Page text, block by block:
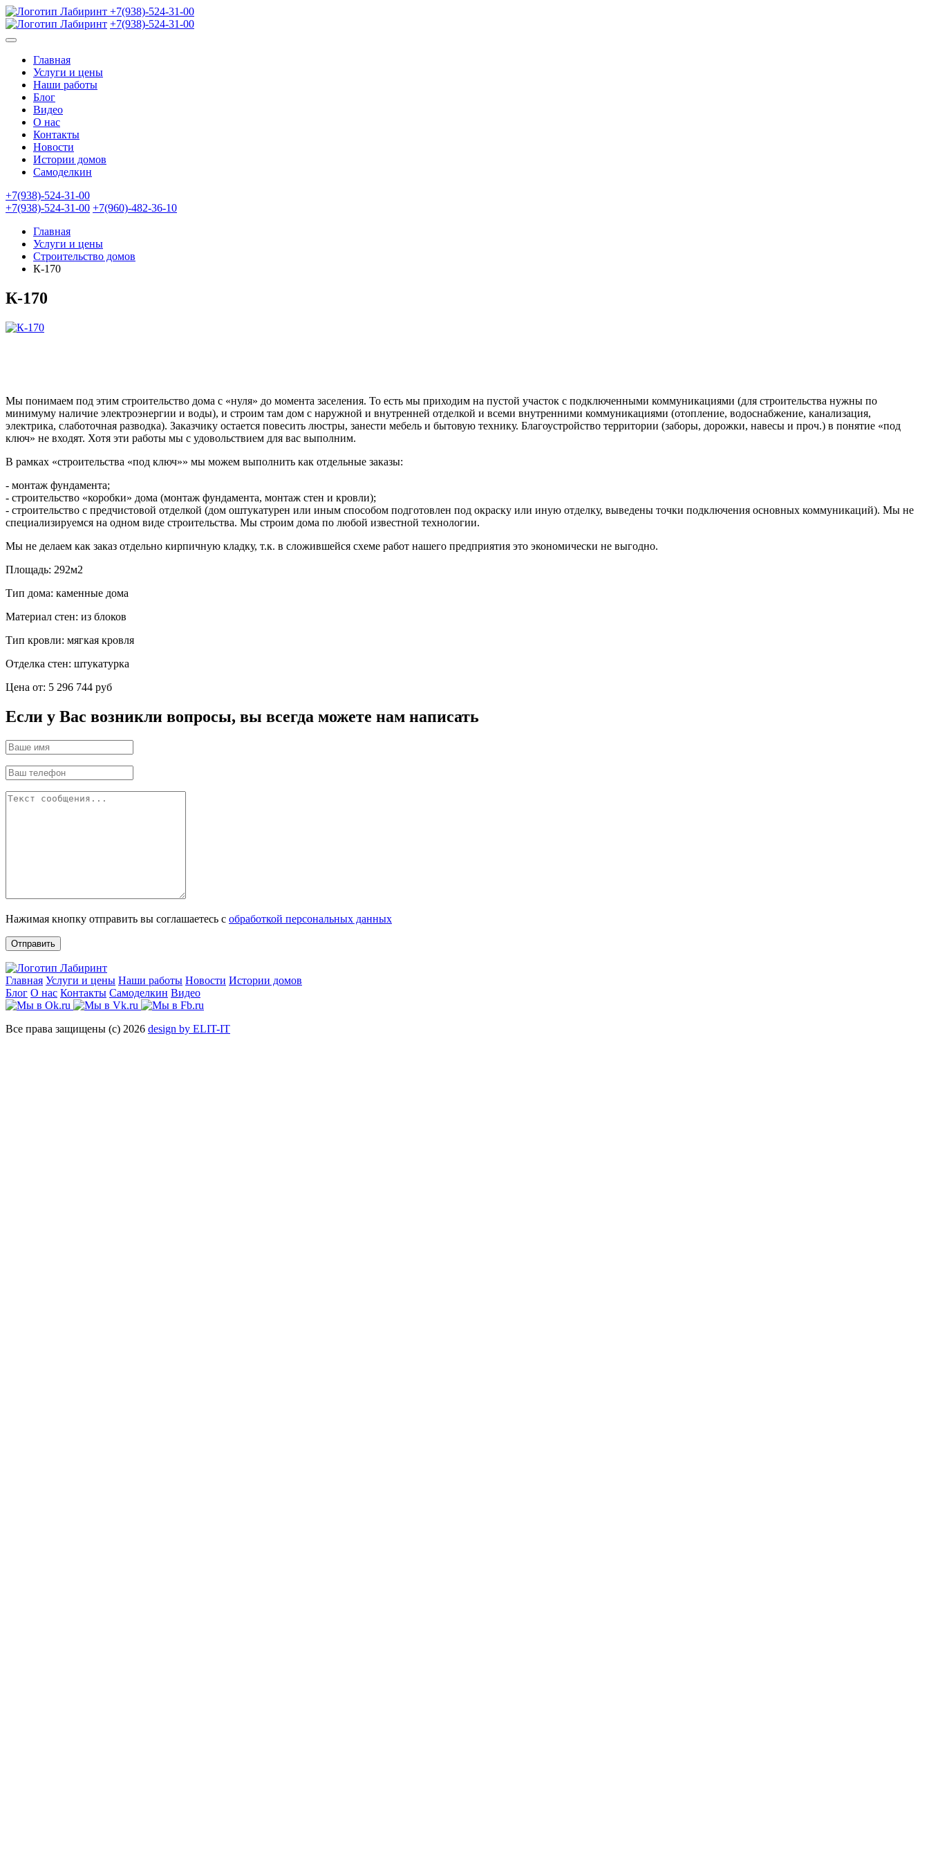
+7(938)-524-31-00
+7(938)-524-31-00
Главная
Услуги и цены
Наши работы
Блог
Видео
О нас
Контакты
Новости
Истории домов
Самоделкин
+7(938)-524-31-00
+7(938)-524-31-00 +7(960)-482-36-10
Главная
Услуги и цены
Строительство домов
К-170
К-170
Мы понимаем под этим строительство дома с «нуля» до момента заселения. То есть мы приходим на пустой участок с подключенными коммуникациями (для строительства нужны по
минимуму наличие электроэнергии и воды), и строим там дом с наружной и внутренней отделкой и всеми внутренними коммуникациями (отопление, водоснабжение, канализация,
электрика, слаботочная разводка). Заказчику остается повесить люстры, занести мебель и бытовую технику. Благоустройство территории (заборы, дорожки, навесы и проч.) в понятие «под
ключ» не входят. Хотя эти работы мы с удовольствием для вас выполним.
В рамках «строительства «под ключ»» мы можем выполнить как отдельные заказы:
- монтаж фундамента;
- строительство «коробки» дома (монтаж фундамента, монтаж стен и кровли);
- строительство с предчистовой отделкой (дом оштукатурен или иным способом подготовлен под окраску или иную отделку, выведены точки подключения основных коммуникаций). Мы не
специализируемся на одном виде строительства. Мы строим дома по любой известной технологии.
Мы не делаем как заказ отдельно кирпичную кладку, т.к. в сложившейся схеме работ нашего предприятия это экономически не выгодно.
Площадь: 292м2
Тип дома: каменные дома
Материал стен: из блоков
Тип кровли: мягкая кровля
Отделка стен: штукатурка
Цена от: 5 296 744 руб
Если у Вас возникли вопросы, вы всегда можете нам написать
Нажимая кнопку отправить вы соглашаетесь с обработкой персональных данных
Отправить
Главная Услуги и цены Наши работы Новости Истории домов
Блог О нас Контакты Самоделкин Видео
Все права защищены (с) 2026 design by ELIT-IT